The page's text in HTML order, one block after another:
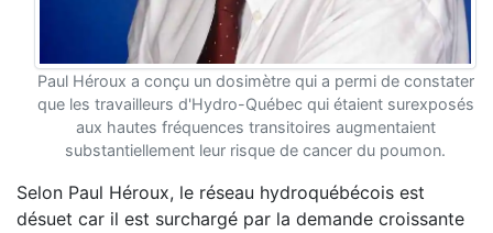
Paul Héroux a conçu un dosimètre qui a permi de constater
que les travailleurs d'Hydro-Québec qui étaient surexposés
aux hautes fréquences transitoires augmentaient
substantiellement leur risque de cancer du poumon.
Selon Paul Héroux, le réseau hydroquébécois est
désuet car il est surchargé par la demande croissante